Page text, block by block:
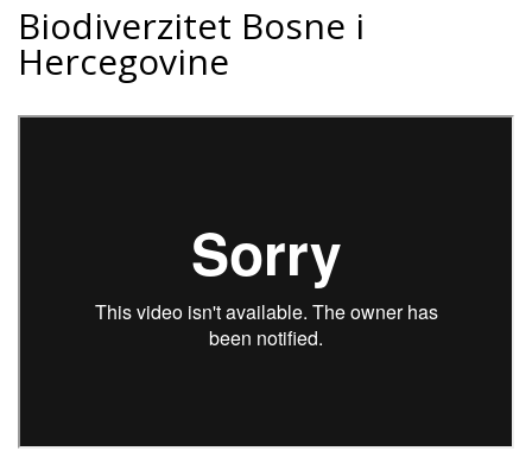
Biodiverzitet Bosne i
Hercegovine